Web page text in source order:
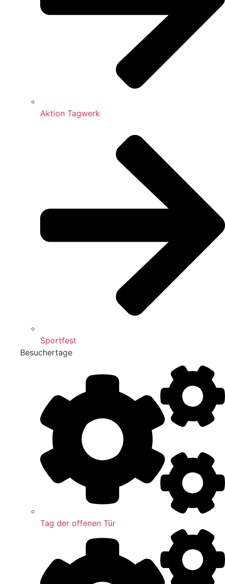
Aktion Tagwerk
Sportfest
Besuchertage
Tag der offenen Tür